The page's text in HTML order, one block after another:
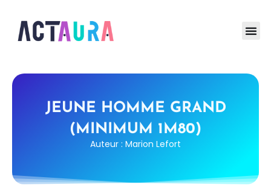
JEUNE HOMME GRAND
(MINIMUM 1M80)
Auteur : Marion Lefort